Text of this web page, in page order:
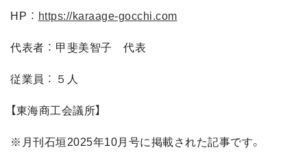
HP ： https://karaage-gocchi.com
代表者 ： 甲斐美智子 代表
従業員 ： ５人
【東海商工会議所】
※月刊石垣2025年10月号に掲載された記事です。